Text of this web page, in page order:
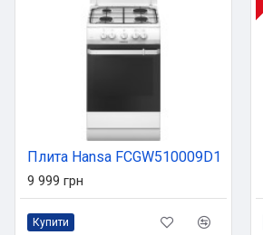
Плита Hansa FCGW510009D1
9 999 грн
Купити